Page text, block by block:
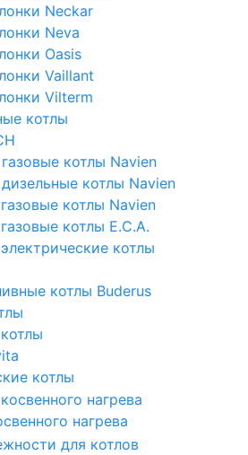
Neckar
Neva
Oasis
Vaillant
Vilterm
котлы
котлы Navien
котлы Navien
котлы Navien
котлы E.C.A.
котлы
котлы Buderus
котлы
нагрева